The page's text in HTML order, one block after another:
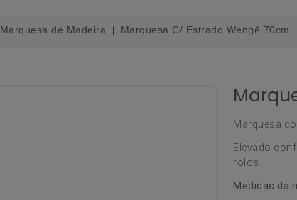
Marquesa de Madeira Marquesa C/ Estrado Wengé 70cm
Marquesa
Elevado
rolos.
Medidas da